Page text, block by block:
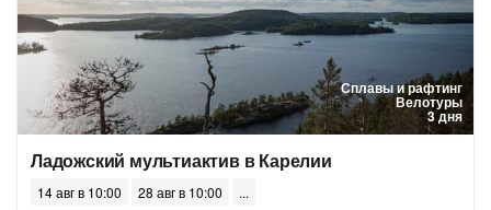
Сплавы и рафтинг
Велотуры
3 дня
Ладожский мультиактив в Карелии
14 авг в 10:00 28 авг в 10:00